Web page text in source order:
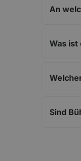
An
Was ist
Sind